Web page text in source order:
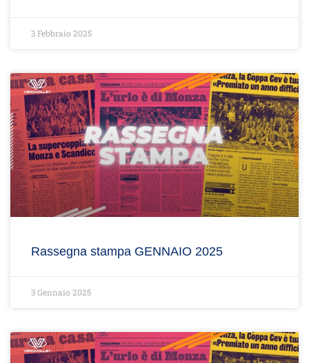
3 Febbraio 2025
Rassegna stampa GENNAIO 2025
3 Gennaio 2025